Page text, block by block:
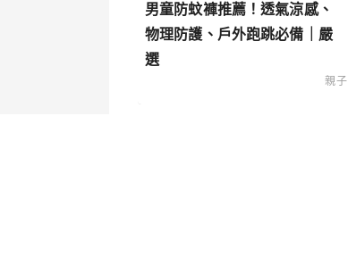
男童防蚊褲推薦！透氣涼感、
物理防護、戶外跑跳必備｜嚴
選
親子